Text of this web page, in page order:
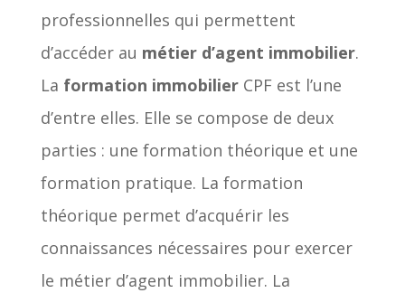
professionnelles qui permettent
d’accéder au métier d’agent immobilier.
La formation immobilierCPF est l’une
d’entre elles. Elle se compose de deux
parties : une formation théorique et une
formation pratique. La formation
théorique permet d’acquérir les
connaissances nécessaires pour exercer
le métier d’agent immobilier. La